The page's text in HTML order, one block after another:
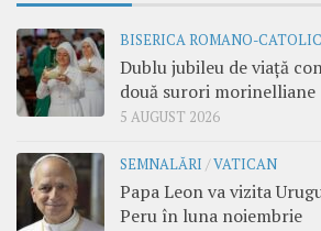
BISERICA ROMANO-
Dublu jubileu de viață
două surori morinelliane
5 AUGUST 2026
SEMNALĂRI /VATICAN
Papa Leon va vizita
Peru în luna noiembrie